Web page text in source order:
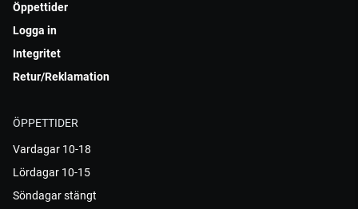
Öppettider
Logga in
Integritet
Retur/Reklamation
ÖPPETTIDER
Vardagar 10-18
Lördagar 10-15
Söndagar stängt